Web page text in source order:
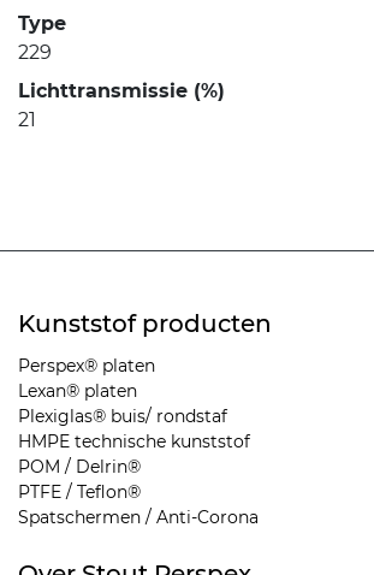
Type
229
Lichttransmissie (%)
21
Kunststof producten
Perspex® platen
Lexan® platen
Plexiglas® buis/ rondstaf
HMPE technische kunststof
POM / Delrin®
PTFE / Teflon®
Spatschermen / Anti-Corona